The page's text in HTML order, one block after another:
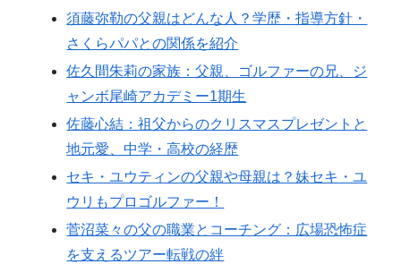
須藤弥勒の父親はどんな人？学歴・指導方針・
さくらパパとの関係を紹介
佐久間朱莉の家族：父親、ゴルファーの兄、ジ
ャンボ尾崎アカデミー1期生
佐藤心結：祖父からのクリスマスプレゼントと
地元愛、中学・高校の経歴
セキ・ユウティンの父親や母親は？妹セキ・ユ
ウリもプロゴルファー！
菅沼菜々の父の職業とコーチング：広場恐怖症
を支えるツアー転戦の絆